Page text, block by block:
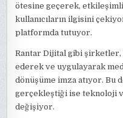
ötesine geçerek,
kullanıcıların ilgisini
platformda tutuyor.
Rantar Dijital gibi şirketler,
ederek ve uygulayarak
dönüşüme imza atıyor. Bu
gerçekleştiği ise teknoloji
değişiyor.